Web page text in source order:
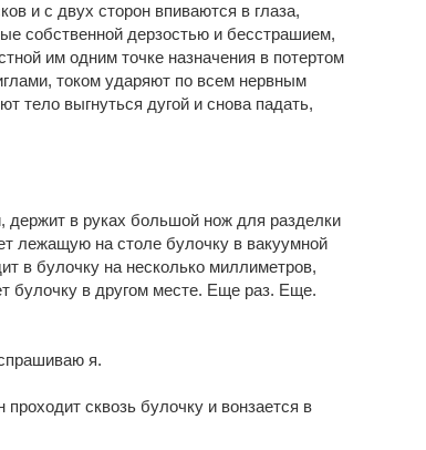
и с двух сторон впиваются в глаза,
собственной дерзостью и бесстрашием,
им одним точке назначения в потертом
током ударяют по всем нервным
тело выгнуться дугой и снова падать,
держит в руках большой нож для разделки
лежащую на столе булочку в вакуумной
в булочку на несколько миллиметров,
булочку в другом месте. Еще раз. Еще.
я.
сквозь булочку и вонзается в